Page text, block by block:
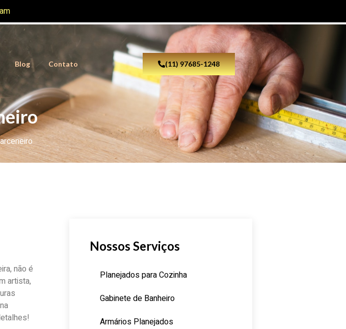
Blog Contato (11) 97685-1248
não é
artista,
Nossos Serviços
Planejados para Cozinha
Gabinete de Banheiro
Armários Planejados